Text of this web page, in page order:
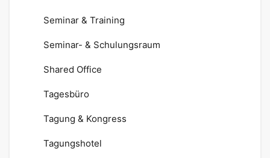
Seminar & Training
Seminar- & Schulungsraum
Shared Office
Tagesbüro
Tagung & Kongress
Tagungshotel